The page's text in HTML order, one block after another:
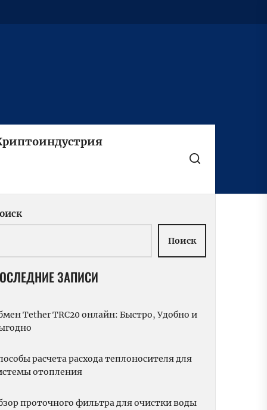
Поиск
ЗАПИСИ
Tether TRC20 онлайн: Быстро, Удобно и
расчета расхода теплоносителя для
отопления
проточного фильтра для очистки воды